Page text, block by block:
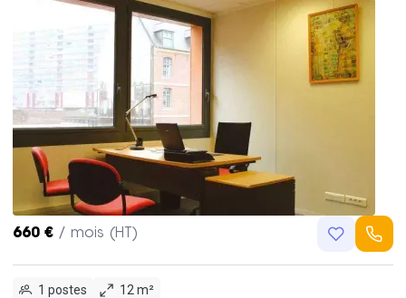
660 € / mois (HT)
1 postes
12 m²